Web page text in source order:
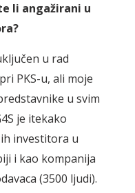
li angažirani u
u rad
PKS-u, ali moje
u svim
je itekako
investitora u
i kao kompanija
(3500 ljudi).